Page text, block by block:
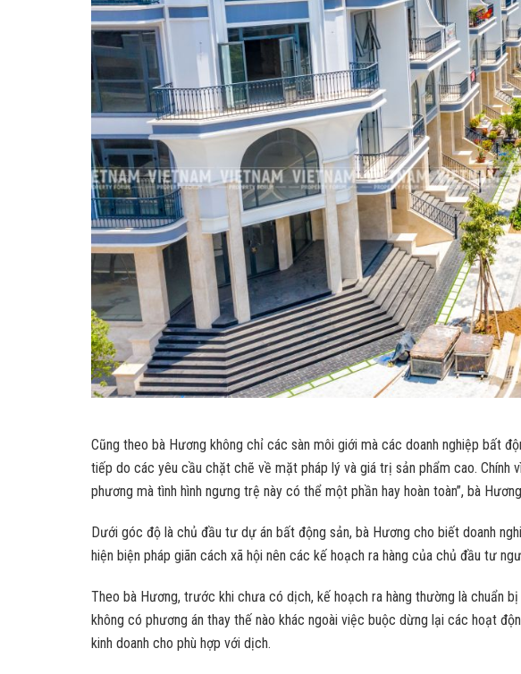
Cũng theo bà Hương không chỉ các sàn môi giới mà các doanh nghiệp bất
tiếp do các yêu cầu chặt chẽ về mặt pháp lý và giá trị sản phẩm cao.
phương mà tình hình ngưng trệ này có thể một phần hay hoàn toàn”, bà
Dưới góc độ là chủ đầu tư dự án bất động sản, bà Hương cho biết doanh
hiện biện pháp giãn cách xã hội nên các kế hoạch ra hàng của chủ đầu tư
Theo bà Hương, trước khi chưa có dịch, kế hoạch ra hàng thường là chuẩn
không có phương án thay thế nào khác ngoài việc buộc dừng lại các hoạt
kinh doanh cho phù hợp với dịch.